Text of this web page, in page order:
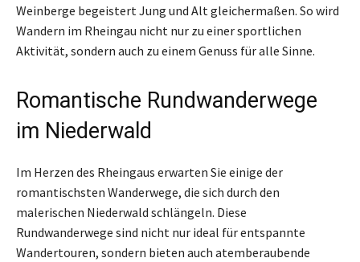
Weinberge begeistert Jung und Alt gleichermaßen. So wird
Wandern im Rheingau nicht nur zu einer sportlichen
Aktivität, sondern auch zu einem Genuss für alle Sinne.
Romantische Rundwanderwege
im Niederwald
Im Herzen des Rheingaus erwarten Sie einige der
romantischsten Wanderwege, die sich durch den
malerischen Niederwald schlängeln. Diese
Rundwanderwege sind nicht nur ideal für entspannte
Wandertouren, sondern bieten auch atemberaubende